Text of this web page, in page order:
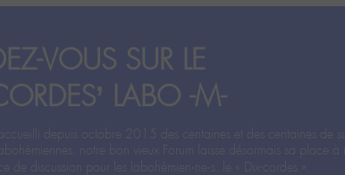
VOUS SUR LE
LABO -M-
depuis octobre 2015 des centaines et des centaines de
notre bon vieux Forum laisse désormais sa place à
de discussion pour les labohémien‧ne‧s: le « Dix-cordes ».